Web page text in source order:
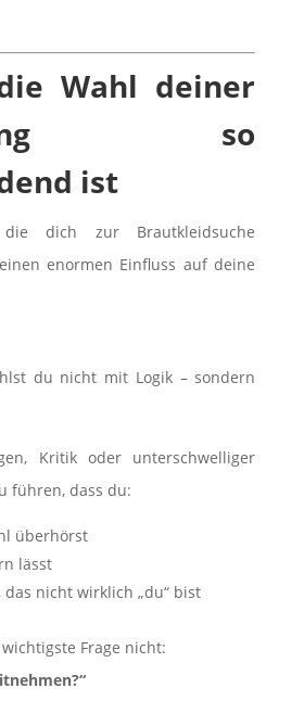
Wahl deiner
so
ist
dich zur Brautkleidsuche
enormen Einfluss auf deine
du nicht mit Logik – sondern
Kritik oder unterschwelliger
führen, dass du:
überhörst
lässt
nicht wirklich „du“ bist
Frage nicht: